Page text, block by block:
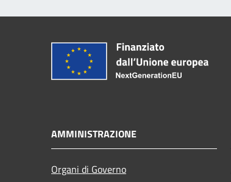
AMMINISTRAZIONE
Organi di Governo